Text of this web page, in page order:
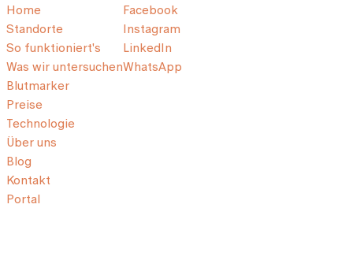
Home
Standorte
So funktioniert's
Was wir untersuchen
Blutmarker
Preise
Technologie
Über uns
Blog
Kontakt
Portal
Facebook
Instagram
LinkedIn
WhatsApp